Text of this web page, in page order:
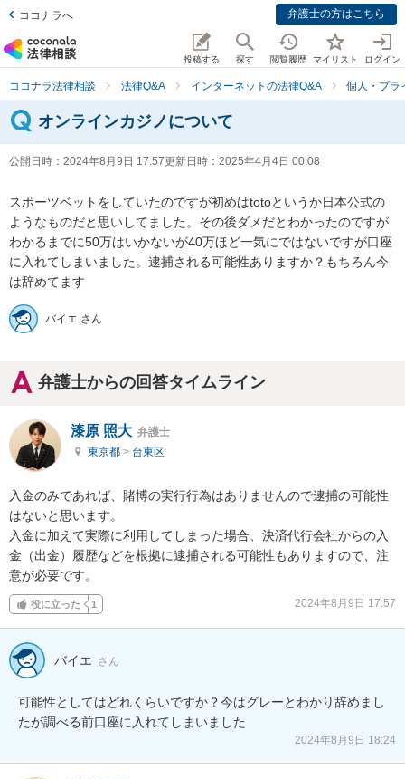
ココナラへ 弁護士の方はこちら
投稿する 探す 閲覧履歴 マイリスト ログイン
ココナラ法律相談 法律Q&A インターネットの法律Q&A 個人・プラ
オンラインカジノについて
公開日時： 2024年8月9日 17:57更新日時： 2025年4月4日 00:08
スポーツベットをしていたのですが初めはtotoというか日本公式の
ようなものだと思いしてました。その後ダメだとわかったのですが
わかるまでに50万はいかないが40万ほど一気にではないですが口座
に入れてしまいました。逮捕される可能性ありますか？もちろん今
は辞めてます
バイエ さん
弁護士からの回答タイムライン
漆原 照大 弁護士
東京都 > 台東区
入金のみであれば、賭博の実行行為はありませんので逮捕の可能性
はないと思います。
入金に加えて実際に利用してしまった場合、決済代行会社からの入
金（出金）履歴などを根拠に逮捕される可能性もありますので、注
意が必要です。
役に立った 1 2024年8月9日 17:57
バイエ さん
可能性としてはどれくらいですか？今はグレーとわかり辞めまし
たが調べる前口座に入れてしまいました
2024年8月9日 18:24